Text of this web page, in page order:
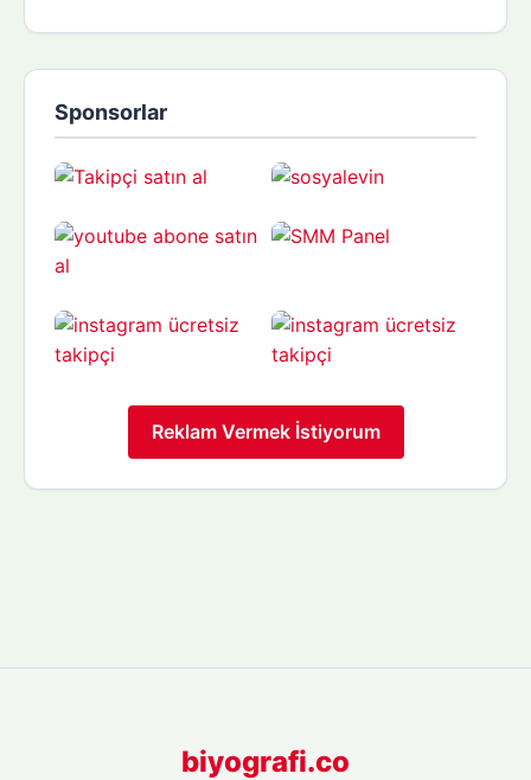
Sponsorlar
Reklam Vermek İstiyorum
biyografi.co